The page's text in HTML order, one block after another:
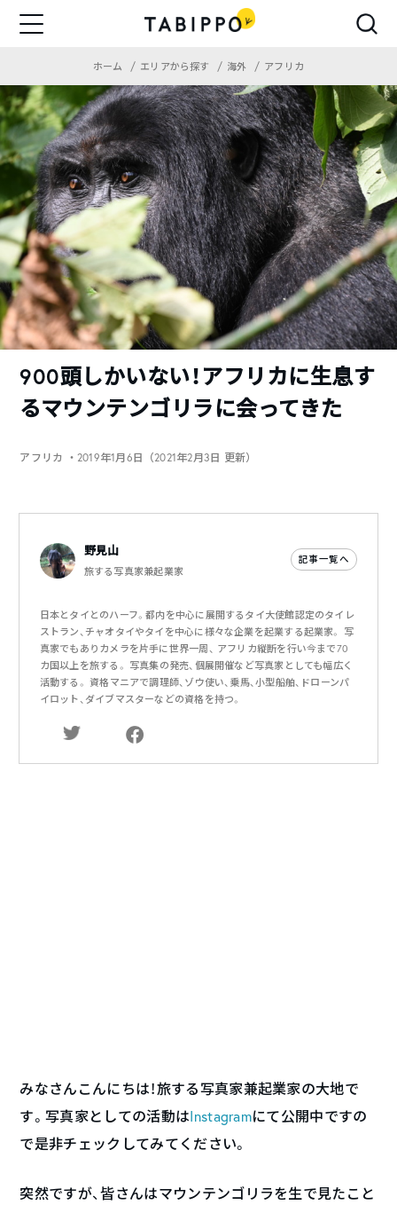
ホーム エリアから探す 海外 アフリカ
900頭しかいない！アフリカに生息す
るマウンテンゴリラに会ってきた
アフリカ ・2019年1月6日（2021年2月3日 更新）
野見山
旅する写真家兼起業家
記事一覧へ
日本とタイとのハーフ。都内を中心に展開するタイ大使館認定のタイレ
ストラン、チャオタイやタイを中心に様々な企業を起業する起業家。 写
真家でもありカメラを片手に世界一周、 アフリカ縦断を行い今まで70
カ国以上を旅する。 写真集の発売、個展開催など写真家としても幅広く
活動する。 資格マニアで調理師、ゾウ使い、乗馬、小型船舶、ドローンパ
イロット、ダイブマスターなどの資格を持つ。
みなさんこんにちは！旅する写真家兼起業家の大地で
す。写真家としての活動はInstagramにて公開中ですの
で是非チェックしてみてください。
突然ですが、皆さんはマウンテンゴリラを生で見たこと